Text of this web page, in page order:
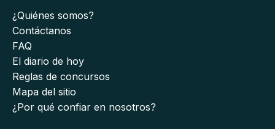
¿Quiénes somos?
Contáctanos
FAQ
El diario de hoy
Reglas de concursos
Mapa del sitio
¿Por qué confiar en nosotros?